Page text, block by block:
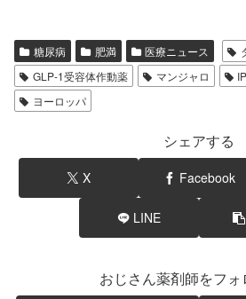
糖尿病 肥満 医療ニュース
GLP-1受容体作動薬
マンジャロ
ヨーロッパ
シェアする
X Facebook
LINE
おじさん薬剤師をフォ